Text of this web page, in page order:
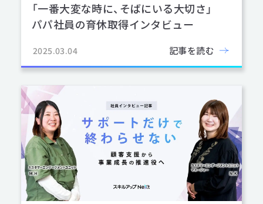
「一番大変な時に、そばにいる大切さ」
パパ社員の育休取得インタビュー
2025.03.04 記事を読む